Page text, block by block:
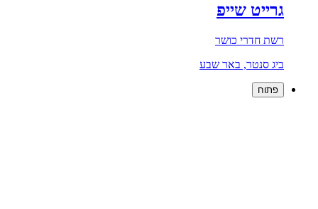
גרייט שייפ
רשת חדרי כושר
ביג סנטר, באר שבע
פתוח